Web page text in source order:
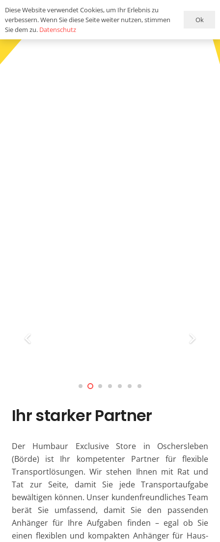
Ihr starker Partner
Der Humbaur Exclusive Store in Oschersleben
(Börde) ist Ihr kompetenter Partner für flexible
Transportlösungen. Wir stehen Ihnen mit Rat und
Tat zur Seite, damit Sie jede Transportaufgabe
bewältigen können. Unser kundenfreundliches Team
berät Sie umfassend, damit Sie den passenden
Anhänger für Ihre Aufgaben finden – egal ob Sie
einen flexiblen und kompakten Anhänger für Haus-
Diese Website verwendet Cookies, um Ihr Erlebnis zu
verbessern. Wenn Sie diese Seite weiter nutzen, stimmen
Sie dem zu. Datenschutz
Ok